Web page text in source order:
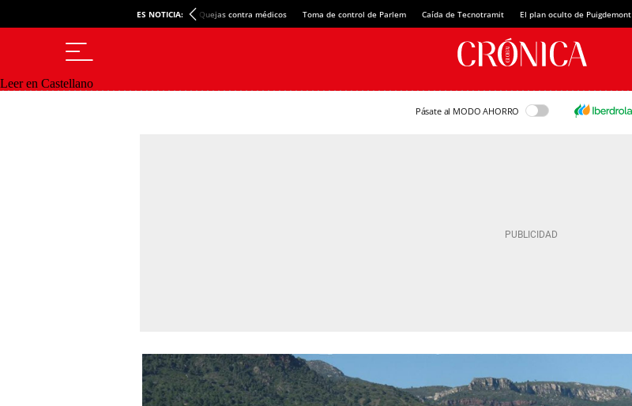
ES NOTICIA: Quejas contra médicos Toma de control de Parlem Caída de Tecnotramit El plan oculto de Puigdemont
Leer en Castellano
Pásate al MODO AHORRO